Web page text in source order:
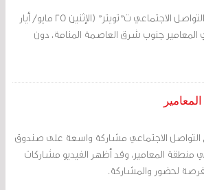
مرآة البحرين (خاص): قالت شبكات على موقع التواصل الاجتماعي ت"تويتر" (الإثنين 25 مايو/ أيار
في المعامير جنوب شرق العاصمة المنامة، دون
التواصل الاجتماعي مشاركة واسعة على صندوق
الذي نظمه إئتلاف 14 فبراير في منطقة المعامير، وقد أظهر الفيديو مشاركات
لحضور والمشاركة.